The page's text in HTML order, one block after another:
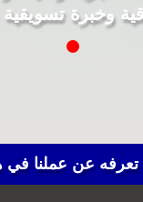
وخبرة
عن عملنا في